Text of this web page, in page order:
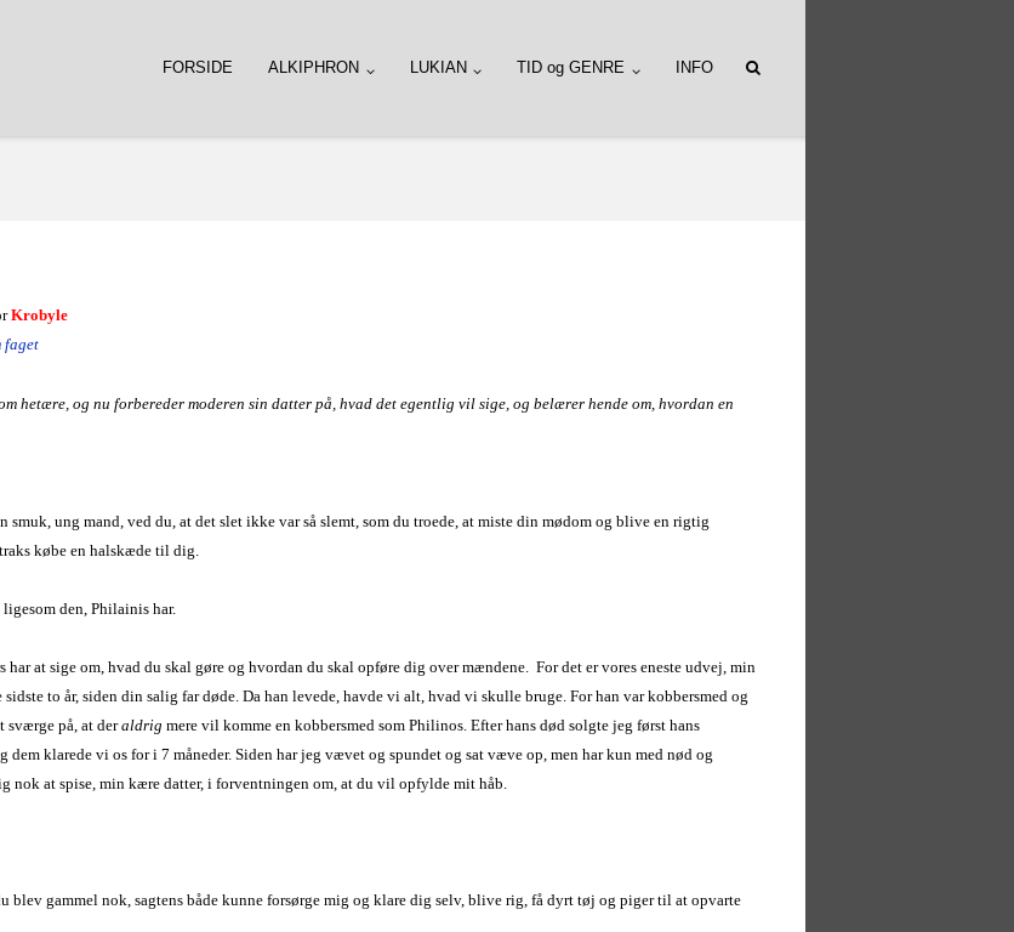
FORSIDE ALKIPHRON LUKIAN TID og GENRE INFO
Krobyle
faget
hetære, og nu forbereder moderen sin datter på, hvad det egentlig vil sige, og belærer hendeom , hvordan en
ung mand, ved du, at det slet ikke var så slemt, som du troede, at miste din mødom og blive en rigtig
købe en halskæde til dig.
den, Philainis har.
har at sige om, hvad du skal gøre og hvordan du skal opføre dig over mændene. For det er vores eneste udvej, min
to år, siden din salig far døde. Da han levede, havde vi alt, hvad vi skulle bruge. For han var kobbersmed og
sværge på, at deraldrig mere vil komme en kobbersmed som Philinos. Efter hans død solgte jeg først hans
klarede vi os for i 7 måneder. Siden har jeg vævet og spundet og sat væve op, men har kun med nød og
nok at spise, min kære datter, i forventningen om, at du vil opfylde mit håb.
blev gammel nok, sagtens både kunne forsørge mig og klare dig selv, blive rig, få dyrt tøj og piger til at opvarte